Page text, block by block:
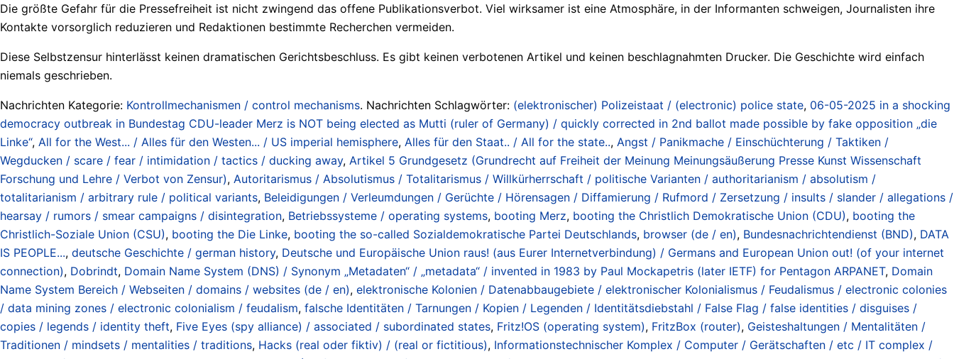
Die größte Gefahr für die Pressefreiheit ist nicht zwingend das offene Publikationsverbot. Viel wirksamer ist eine Atmosphäre, in der Informanten schweigen, Journalisten ihre
Kontakte vorsorglich reduzieren und Redaktionen bestimmte Recherchen vermeiden.
Diese Selbstzensur hinterlässt keinen dramatischen Gerichtsbeschluss. Es gibt keinen verbotenen Artikel und keinen beschlagnahmten Drucker. Die Geschichte wird einfach
niemals geschrieben.
Nachrichten Kategorie: Kontrollmechanismen / control mechanisms. Nachrichten Schlagwörter: (elektronischer) Polizeistaat / (electronic) police state, 06-05-2025 in a shocking
democracy outbreak in Bundestag CDU-leader Merz is NOT being elected as Mutti (ruler of Germany) / quickly corrected in 2nd ballot made possible by fake opposition „die
Linke“, All for the West... / Alles für den Westen... / US imperial hemisphere, Alles für den Staat.. / All for the state.., Angst / Panikmache / Einschüchterung / Taktiken /
Wegducken / scare / fear / intimidation / tactics / ducking away, Artikel 5 Grundgesetz (Grundrecht auf Freiheit der Meinung Meinungsäußerung Presse Kunst Wissenschaft
Forschung und Lehre / Verbot von Zensur), Autoritarismus / Absolutismus / Totalitarismus / Willkürherrschaft / politische Varianten / authoritarianism / absolutism /
totalitarianism / arbitrary rule / political variants, Beleidigungen / Verleumdungen / Gerüchte / Hörensagen / Diffamierung / Rufmord / Zersetzung / insults / slander / allegations /
hearsay / rumors / smear campaigns / disintegration, Betriebssysteme / operating systems, booting Merz, booting the Christlich Demokratische Union (CDU), booting the
Christlich-Soziale Union (CSU), booting the Die Linke, booting the so-called Sozialdemokratische Partei Deutschlands, browser (de / en), Bundesnachrichtendienst (BND), DATA
IS PEOPLE..., deutsche Geschichte / german history, Deutsche und Europäische Union raus! (aus Eurer Internetverbindung) / Germans and European Union out! (of your internet
connection), Dobrindt, Domain Name System (DNS) / Synonym „Metadaten“ / „metadata“ / invented in 1983 by Paul Mockapetris (later IETF) for Pentagon ARPANET, Domain
Name System Bereich / Webseiten / domains / websites (de / en), elektronische Kolonien / Datenabbaugebiete / elektronischer Kolonialismus / Feudalismus / electronic colonies
/ data mining zones / electronic colonialism / feudalism, falsche Identitäten / Tarnungen / Kopien / Legenden / Identitätsdiebstahl / False Flag / false identities / disguises /
copies / legends / identity theft, Five Eyes (spy alliance) / associated / subordinated states, Fritz!OS (operating system), FritzBox (router), Geisteshaltungen / Mentalitäten /
Traditionen / mindsets / mentalities / traditions, Hacks (real oder fiktiv) / (real or fictitious), Informationstechnischer Komplex / Computer / Gerätschaften / etc / IT complex /